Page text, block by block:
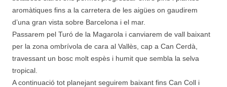
aromàtiques fins a la carretera de les aigües on gaudirem
d’una gran vista sobre Barcelona i el mar.
Passarem pel Turó de la Magarola i canviarem de vall baixant
per la zona ombrívola de cara al Vallès, cap a Can Cerdà,
travessant un bosc molt espès i humit que sembla la selva
tropical.
A continuació tot planejant seguirem baixant fins Can Coll i